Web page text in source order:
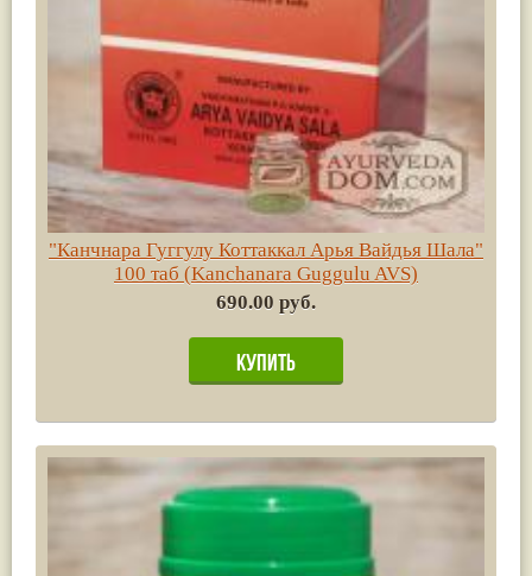
"Канчнара Гуггулу Коттаккал Арья Вайдья Шала"
100 таб (Kanchanara Guggulu AVS)
690.00 руб.